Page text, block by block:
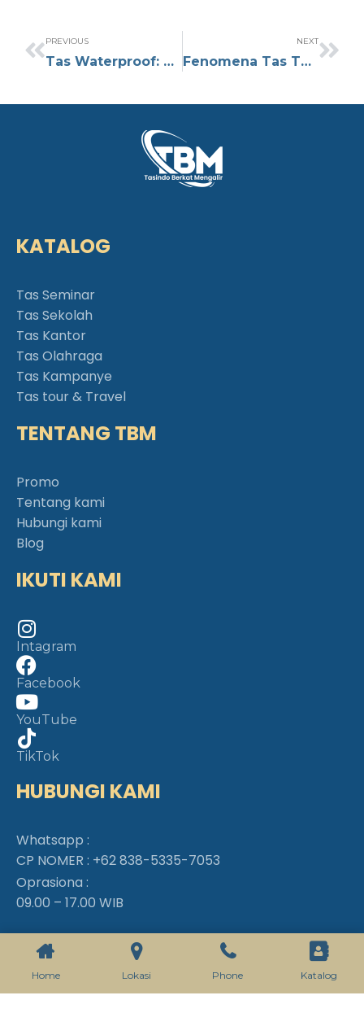
PREVIOUS
Tas Waterproof: Teman Setia Saat Cuaca Tak Menentu
NEXT
Fenomena Tas Tumbler Viral di TikTok, Apa Sih Istimewanya
KATALOG
Tas Seminar
Tas Sekolah
Tas Kantor
Tas Olahraga
Tas Kampanye
Tas tour & Travel
TENTANG TBM
Promo
Tentang kami
Hubungi kami
Blog
IKUTI KAMI
Intagram
Facebook
YouTube
TikTok
HUBUNGI KAMI
Whatsapp :
CP NOMER : +62 838-5335-7053
Oprasiona :
09.00 – 17.00 WIB
Home Lokasi Phone Katalog